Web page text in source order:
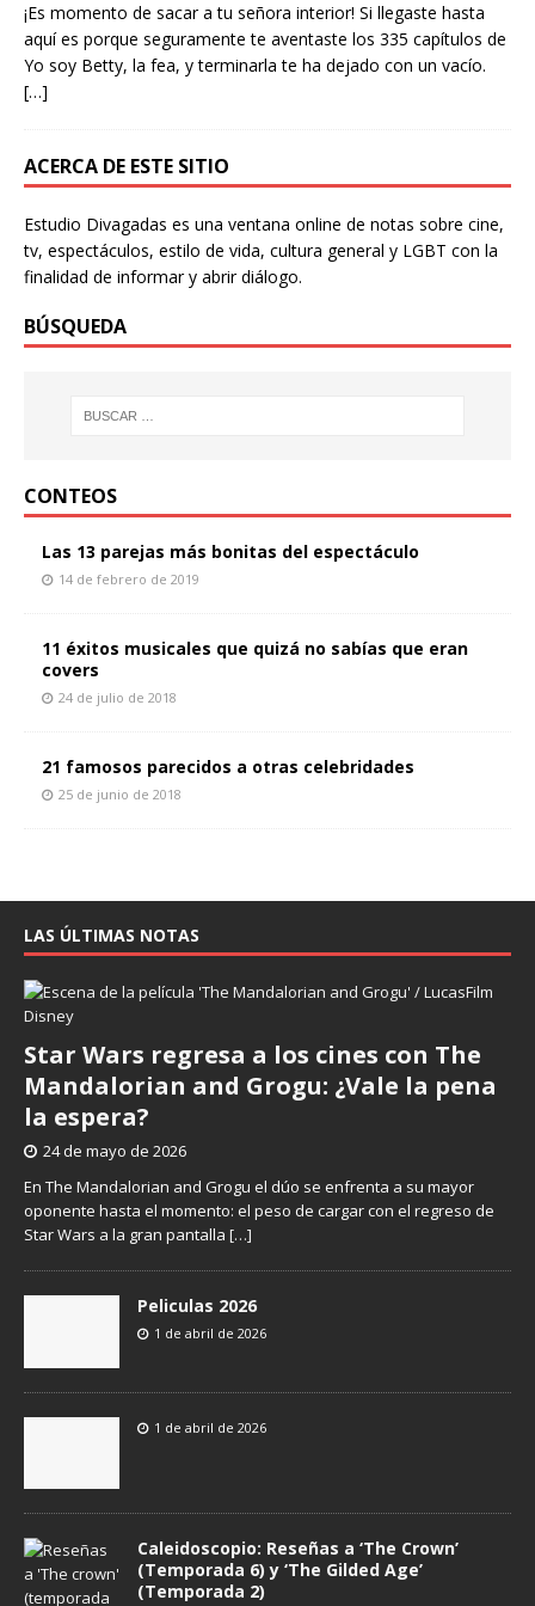
¡Es momento de sacar a tu señora interior! Si llegaste hasta
aquí es porque seguramente te aventaste los 335 capítulos de
Yo soy Betty, la fea, y terminarla te ha dejado con un vacío.
[…]
ACERCA DE ESTE SITIO
Estudio Divagadas es una ventana online de notas sobre cine,
tv, espectáculos, estilo de vida, cultura general y LGBT con la
finalidad de informar y abrir diálogo.
BÚSQUEDA
CONTEOS
Las 13 parejas más bonitas del espectáculo
14 de febrero de 2019
11 éxitos musicales que quizá no sabías que eran
covers
24 de julio de 2018
21 famosos parecidos a otras celebridades
25 de junio de 2018
LAS ÚLTIMAS NOTAS
Star Wars regresa a los cines con The
Mandalorian and Grogu: ¿Vale la pena
la espera?
24 de mayo de 2026
En The Mandalorian and Grogu el dúo se enfrenta a su mayor
oponente hasta el momento: el peso de cargar con el regreso de
Star Wars a la gran pantalla […]
Peliculas 2026
1 de abril de 2026
1 de abril de 2026
Caleidoscopio: Reseñas a ‘The Crown’
(Temporada 6) y ‘The Gilded Age’
(Temporada 2)